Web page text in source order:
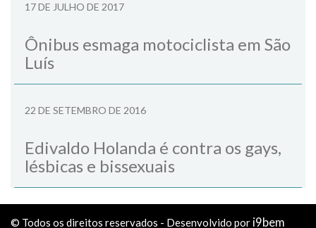
17 DE JULHO DE 2017
Ônibus esmaga motociclista em São
Luís
22 DE SETEMBRO DE 2016
Edivaldo Holanda é contra os gays,
lésbicas e bissexuais
© Todos os direitos reservados - Desenvolvido por i9bem